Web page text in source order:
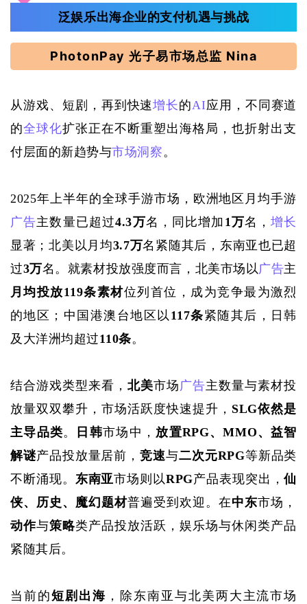
泛娱乐出海企业的支付机遇与挑战
PhotonPay 光子易市场总监 Nina
从游戏、短剧，再到快速增长的AI应用，不同赛道
的全球化扩张正在不断重塑出海格局，也折射出支
付层面的新趋势与市场洞察。
2025年上半年的全球手游市场，欧洲地区月均手游
广告主数量已超过4.3万名，同比增加 1万名，增长
显著；北美以月均3.7万名紧随其后，东南亚也已超
过3万名。就素材投放强度而言，北美市场以广告主
月均投放119条素材位列首位，成为竞争最为激烈
的地区；中国港澳台地区以 117条紧随其后，日韩
及大洋洲均超过110条。
结合游戏类型来看，北美市场 广告主数量与素材投
放量双双攀升，市场活跃度快速提升， SLG依然是
主导品类。 日韩市场中， 放置RPG、MMO、益智
解谜产品投放量居前，竞速与二次元RPG等新品类
不断涌现。 东南亚市场则以RPG产品表现突出，仙
侠、历史、魔幻题材普遍受到欢迎。在中东市场，
动作与策略类产品投放活跃，娱乐场与休闲类产品
紧随其后。
当前的短剧出海 ，除东南亚与北美两大主流市场